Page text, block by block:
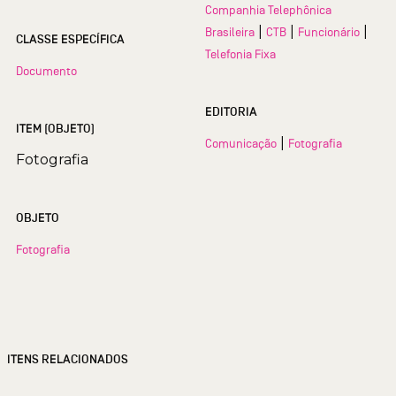
CLASSE ESPECÍFICA
Documento
ITEM (OBJETO)
Fotografia
OBJETO
Fotografia
Companhia Telephônica
Brasileira
CTB Funcionário
Telefonia Fixa
EDITORIA
Comunicação Fotografia
ITENS RELACIONADOS